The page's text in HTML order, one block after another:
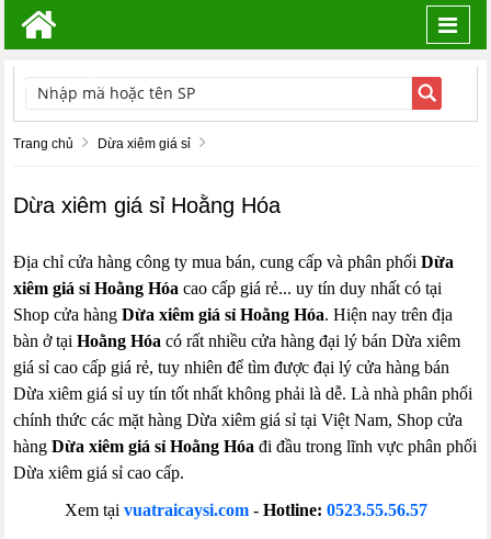
TÌM KIẾM
Trang chủ Dừa xiêm giá sỉ
Dừa xiêm giá sỉ Hoằng Hóa
Địa chỉ cửa hàng công ty mua bán, cung cấp và phân phốiDừa
xiêm giá sỉ Hoằng Hóa cao cấp giá rẻ... uy tín duy nhất có tại
Shop cửa hàngDừa xiêm giá sỉ Hoằng Hóa. Hiện nay trên địa
bàn ở tạiHoằng Hóa có rất nhiều cửa hàng đại lý bán Dừa xiêm
giá sỉ cao cấp giá rẻ, tuy nhiên để tìm được đại lý cửa hàng bán
Dừa xiêm giá sỉ uy tín tốt nhất không phải là dễ. Là nhà phân phối
chính thức các mặt hàng Dừa xiêm giá sỉ tại Việt Nam, Shop cửa
hàngDừa xiêm giá sỉ Hoằng Hóa đi đầu trong lĩnh vực phân phối
Dừa xiêm giá sỉ cao cấp.
Xem tại vuatraicaysi.com- Hotline: 0523.55.56.57